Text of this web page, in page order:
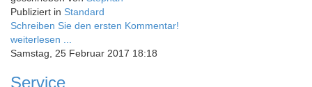
Publiziert in Standard
Schreiben Sie den ersten Kommentar!
weiterlesen ...
Samstag, 25 Februar 2017 18:18
Service